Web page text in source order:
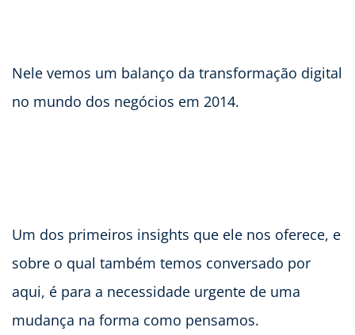
Nele vemos um balanço da transformação digital
no mundo dos negócios em 2014.
Um dos primeiros insights que ele nos oferece, e
sobre o qual também temos conversado por
aqui, é para a necessidade urgente de uma
mudança na forma como pensamos.